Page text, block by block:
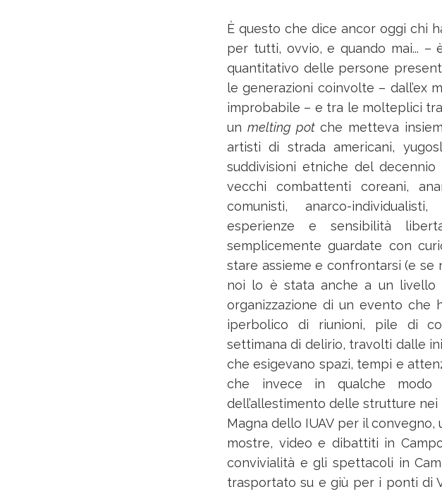
È questo che dice ancor oggi chi
per tutti, ovvio, e quando mai... –
quantitativo delle persone
le generazioni coinvolte – dall’ex
improbabile – e tra le molteplici
un melting potche metteva
artisti di strada americani,
suddivisioni etniche del
vecchi combattenti coreani,
comunisti, anarco-
esperienze e sensibilità
semplicemente guardate con
stare assieme e confrontarsi (e se
noi lo è stata anche a un livello
organizzazione di un evento che
iperbolico di riunioni, pile di
settimana di delirio, travolti dalle
che esigevano spazi, tempi e
che invece in qualche
dell’allestimento delle strutture nei
Magna dello IUAV per il
mostre, video e dibattiti in
convivialità e gli spettacoli in
trasportato su e giù per i ponti di